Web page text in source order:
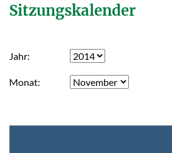
Sitzungskalender
Jahr
Monat